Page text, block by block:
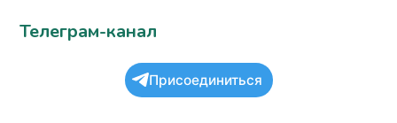
Телеграм-канал
Присоединиться